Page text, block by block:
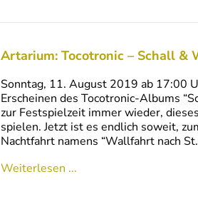
Artarium: Tocotronic – Schall &
Sonntag, 11. August 2019 ab 17:00
Erscheinen des Tocotronic-Albums
zur Festspielzeit immer wieder,
spielen. Jetzt ist es endlich soweit,
Nachtfahrt namens “Wallfahrt nach
Weiterlesen ...